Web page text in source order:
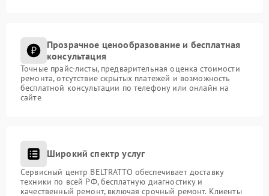
Прозрачное ценообразование и бесплатная
консультация
Точные прайс-листы, предварительная оценка стоимости
ремонта, отсутствие скрытых платежей и возможность
бесплатной консультации по телефону или онлайн на
сайте
Широкий спектр услуг
Сервисный центр BELTRATTO обеспечивает доставку
техники по всей РФ, бесплатную диагностику и
качественный ремонт, включая срочный ремонт. Клиенты